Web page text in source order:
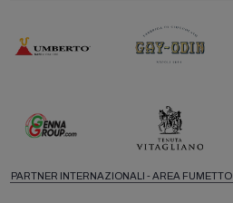
PARTNER INTERNAZIONALI - AREA FUMETTO